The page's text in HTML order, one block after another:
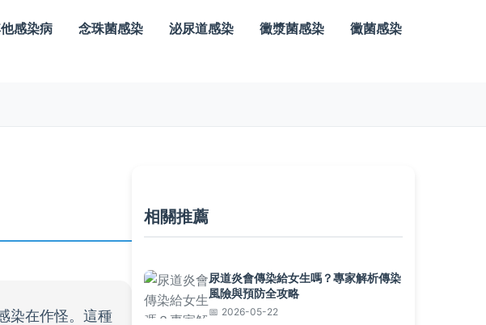
感染病 念珠菌感染 泌尿道感染 黴漿菌感染 黴菌感染
染在作怪。這種
相關推薦
尿道炎會傳染給女生嗎？專家解析傳染
風險與預防全攻略
2026-05-22